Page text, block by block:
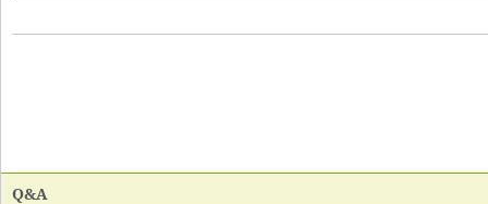
Q&A